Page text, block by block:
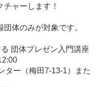
ャーします！
体のみが対象です。
る 団体プレゼン入門講座
ター（梅田7-13-1）また